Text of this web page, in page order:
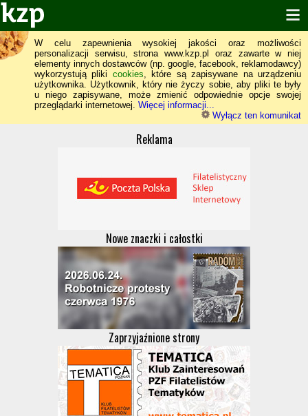
W celu zapewnienia wysokiej jakości oraz możliwości
personalizacji serwisu, strona www.kzp.pl oraz zawarte w niej
elementy innych dostawców (np. google, facebook, reklamodawcy)
wykorzystują pliki cookies, które są zapisywane na urządzeniu
użytkownika. Użytkownik, który nie życzy sobie, aby pliki te były
u niego zapisywane, może zmienić odpowiednie opcje swojej
przeglądarki internetowej. Więcej informacji...
Wyłącz ten komunikat
Reklama
Nowe znaczki i całostki
Zaprzyjaźnione strony